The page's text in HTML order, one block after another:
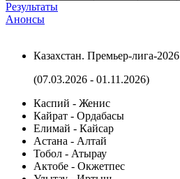
Результаты
Анонсы
Казахстан. Премьер-лига-2026
(07.03.2026 - 01.11.2026)
Каспий - Женис
Кайрат - Ордабасы
Елимай - Кайсар
Астана - Алтай
Тобол - Атырау
Актобе - Окжетпес